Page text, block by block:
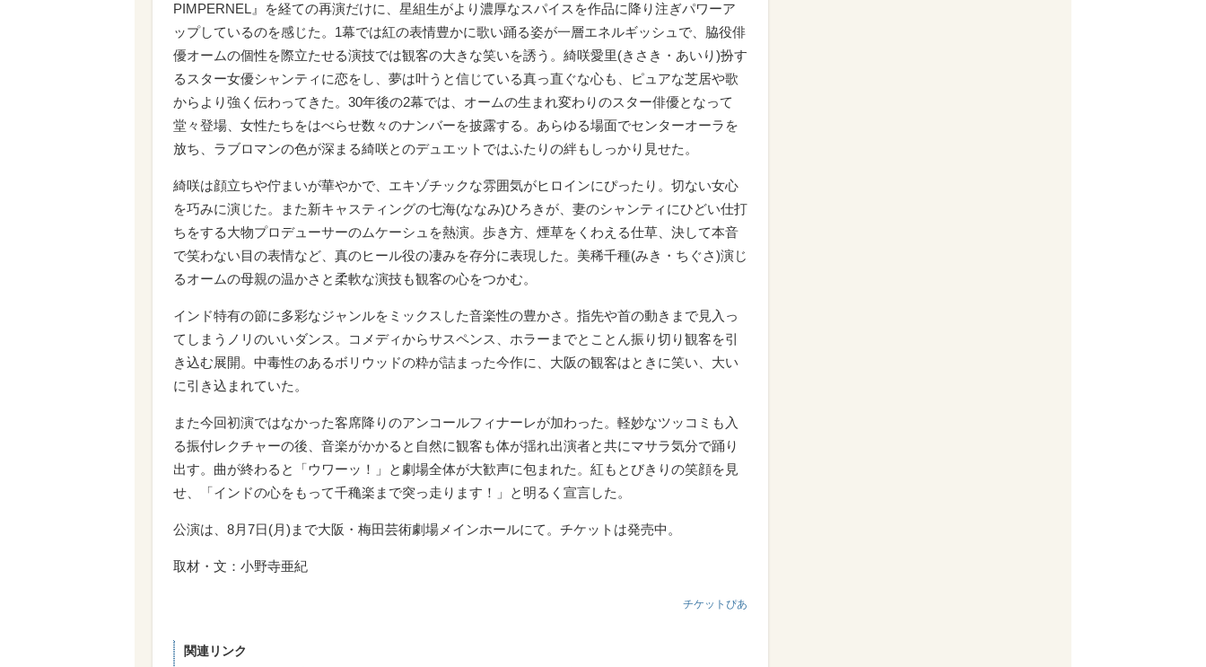
PIMPERNEL』を経ての再演だけに、星組生がより濃厚なスパイスを作品に降り注ぎパワーア
ップしているのを感じた。1幕では紅の表情豊かに歌い踊る姿が一層エネルギッシュで、脇役俳
優オームの個性を際立たせる演技では観客の大きな笑いを誘う。綺咲愛里(きさき・あいり)扮す
るスター女優シャンティに恋をし、夢は叶うと信じている真っ直ぐな心も、ピュアな芝居や歌
からより強く伝わってきた。30年後の2幕では、オームの生まれ変わりのスター俳優となって
堂々登場、女性たちをはべらせ数々のナンバーを披露する。あらゆる場面でセンターオーラを
放ち、ラブロマンの色が深まる綺咲とのデュエットではふたりの絆もしっかり見せた。
綺咲は顔立ちや佇まいが華やかで、エキゾチックな雰囲気がヒロインにぴったり。切ない女心
を巧みに演じた。また新キャスティングの七海(ななみ)ひろきが、妻のシャンティにひどい仕打
ちをする大物プロデューサーのムケーシュを熱演。歩き方、煙草をくわえる仕草、決して本音
で笑わない目の表情など、真のヒール役の凄みを存分に表現した。美稀千種(みき・ちぐさ)演じ
るオームの母親の温かさと柔軟な演技も観客の心をつかむ。
インド特有の節に多彩なジャンルをミックスした音楽性の豊かさ。指先や首の動きまで見入っ
てしまうノリのいいダンス。コメディからサスペンス、ホラーまでとことん振り切り観客を引
き込む展開。中毒性のあるボリウッドの粋が詰まった今作に、大阪の観客はときに笑い、大い
に引き込まれていた。
また今回初演ではなかった客席降りのアンコールフィナーレが加わった。軽妙なツッコミも入
る振付レクチャーの後、音楽がかかると自然に観客も体が揺れ出演者と共にマサラ気分で踊り
出す。曲が終わると「ウワーッ！」と劇場全体が大歓声に包まれた。紅もとびきりの笑顔を見
せ、「インドの心をもって千穐楽まで突っ走ります！」と明るく宣言した。
公演は、8月7日(月)まで大阪・梅田芸術劇場メインホールにて。チケットは発売中。
取材・文：小野寺亜紀
チケットぴあ
関連リンク